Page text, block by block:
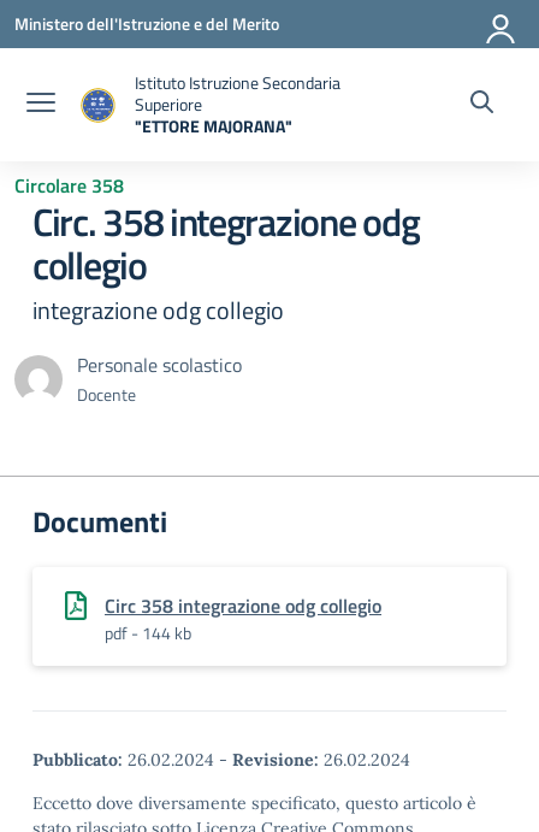
Vai ai contenuti
Vai al menu di navigazione
Vai al footer
Ministero dell'Istruzione e del Merito
Istituto Istruzione Secondaria
Superiore
"ETTORE MAJORANA"
Circolare 358
Circ. 358 integrazione odg
collegio
integrazione odg collegio
Personale scolastico
Docente
Documenti
Circ 358 integrazione odg collegio
pdf - 144 kb
Pubblicato: 26.02.2024 - Revisione: 26.02.2024
Eccetto dove diversamente specificato, questo articolo è